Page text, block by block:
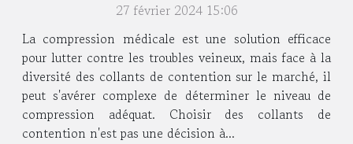
27 février 2024 15:06
La compression médicale est une solution efficace
pour lutter contre les troubles veineux, mais face à la
diversité des collants de contention sur le marché, il
peut s'avérer complexe de déterminer le niveau de
compression adéquat. Choisir des collants de
contention n'est pas une décision à...